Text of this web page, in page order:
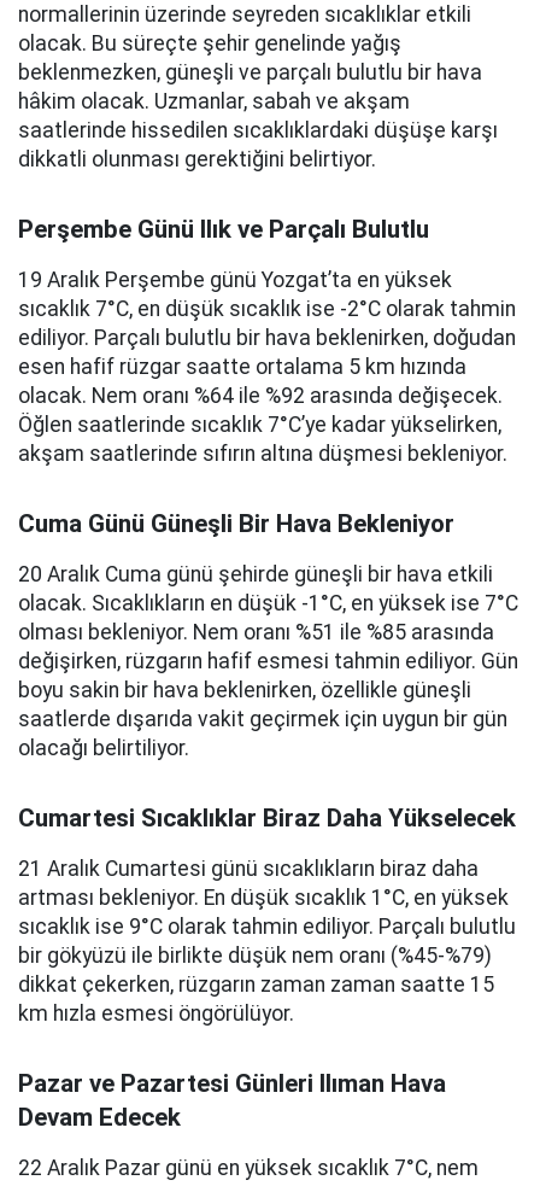
normallerinin üzerinde seyreden sıcaklıklar etkili
olacak. Bu süreçte şehir genelinde yağış
beklenmezken, güneşli ve parçalı bulutlu bir hava
hâkim olacak. Uzmanlar, sabah ve akşam
saatlerinde hissedilen sıcaklıklardaki düşüşe karşı
dikkatli olunması gerektiğini belirtiyor.
Perşembe Günü Ilık ve Parçalı Bulutlu
19 Aralık Perşembe günü Yozgat’ta en yüksek
sıcaklık 7°C, en düşük sıcaklık ise -2°C olarak tahmin
ediliyor. Parçalı bulutlu bir hava beklenirken, doğudan
esen hafif rüzgar saatte ortalama 5 km hızında
olacak. Nem oranı %64 ile %92 arasında değişecek.
Öğlen saatlerinde sıcaklık 7°C’ye kadar yükselirken,
akşam saatlerinde sıfırın altına düşmesi bekleniyor.
Cuma Günü Güneşli Bir Hava Bekleniyor
20 Aralık Cuma günü şehirde güneşli bir hava etkili
olacak. Sıcaklıkların en düşük -1°C, en yüksek ise 7°C
olması bekleniyor. Nem oranı %51 ile %85 arasında
değişirken, rüzgarın hafif esmesi tahmin ediliyor. Gün
boyu sakin bir hava beklenirken, özellikle güneşli
saatlerde dışarıda vakit geçirmek için uygun bir gün
olacağı belirtiliyor.
Cumartesi Sıcaklıklar Biraz Daha Yükselecek
21 Aralık Cumartesi günü sıcaklıkların biraz daha
artması bekleniyor. En düşük sıcaklık 1°C, en yüksek
sıcaklık ise 9°C olarak tahmin ediliyor. Parçalı bulutlu
bir gökyüzü ile birlikte düşük nem oranı (%45-%79)
dikkat çekerken, rüzgarın zaman zaman saatte 15
km hızla esmesi öngörülüyor.
Pazar ve Pazartesi Günleri Ilıman Hava
Devam Edecek
22 Aralık Pazar günü en yüksek sıcaklık 7°C, nem